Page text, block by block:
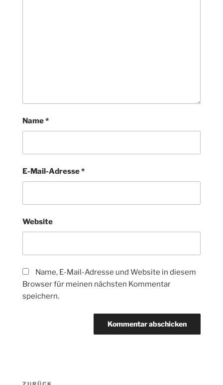
Name*
E-Mail-Adresse*
Website
Name, E-Mail-Adresse und Website in diesem
Browser für meinen nächsten Kommentar
speichern.
Beitragsnavigation